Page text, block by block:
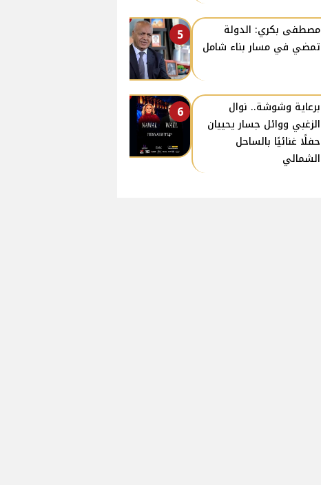
5
مصطفى بكري: الدولة
تمضي في مسار بناء شامل
6
برعاية وشوشة.. نوال
الزغبي ووائل جسار يحييان
حفلًا غنائيًا بالساحل
الشمالي